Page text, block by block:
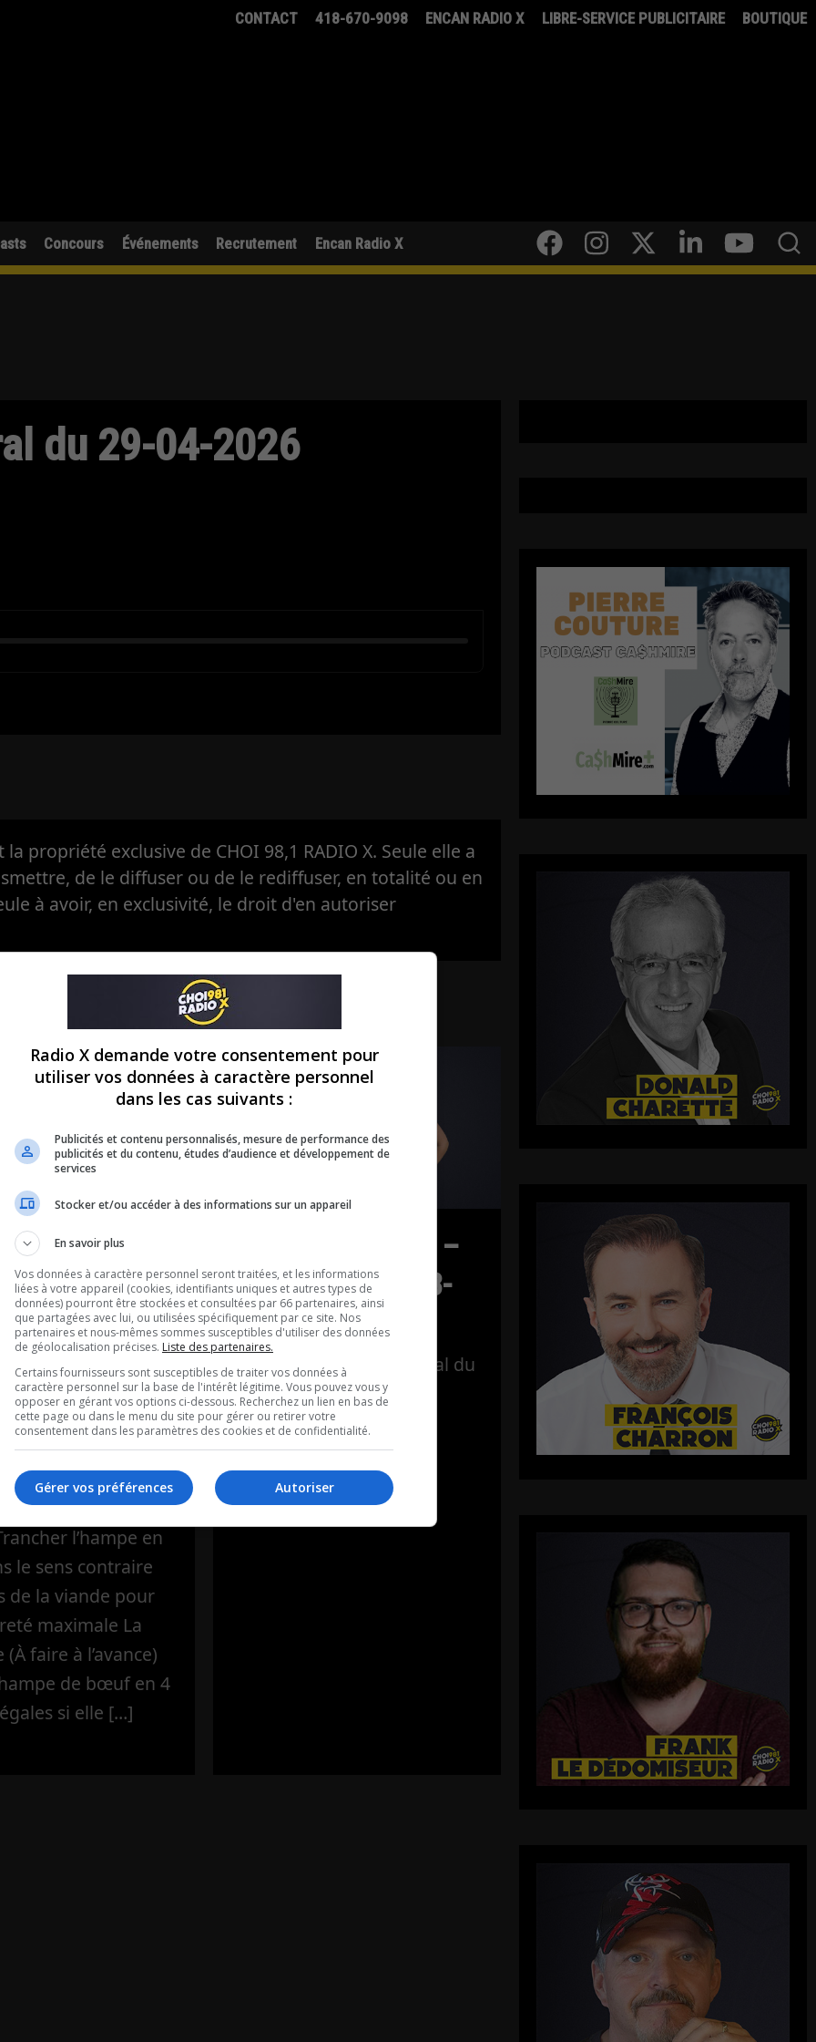
CONTACT 418-670-9098 ENCAN RADIO X LIBRE-SERVICE PUBLICITAIRE BOUTIQUE
Concours Événements Recrutement Encan Radio X
du 29-04-2026
propriété exclusive de CHOI 98,1 RADIO X. Seule elle a
de le diffuser ou de le rediffuser, en totalité ou en
à avoir, en exclusivité, le droit d'en autoriser
L’hampe
marinée au
de Frédéric
La recette de la
de bœuf
vin rougePour la
l’hampe en
le sens contraire
de la viande pour
maximale La
faire à l’avance)
de bœuf en 4
si elle […]
Ouellet en direct –
Intégral du 07-08-
2026
Ouellet en direct - Intégral du
07-08-2026
Radio X demande votre consentement pour
utiliser vos données à caractère personnel
dans les cas suivants :
Publicités et contenu personnalisés, mesure de performance des
publicités et du contenu, études d’audience et développement de
services
Stocker et/ou accéder à des informations sur un appareil
En savoir plus
Vos données à caractère personnel seront traitées, et les informations
liées à votre appareil (cookies, identifiants uniques et autres types de
données) pourront être stockées et consultées par 66 partenaires, ainsi
que partagées avec lui, ou utilisées spécifiquement par ce site. Nos
partenaires et nous-mêmes sommes susceptibles d'utiliser des données
de géolocalisation précises. Liste des partenaires.
Certains fournisseurs sont susceptibles de traiter vos données à
caractère personnel sur la base de l'intérêt légitime. Vous pouvez vous y
opposer en gérant vos options ci-dessous. Recherchez un lien en bas de
cette page ou dans le menu du site pour gérer ou retirer votre
consentement dans les paramètres des cookies et de confidentialité.
Autoriser
Gérer vos préférences